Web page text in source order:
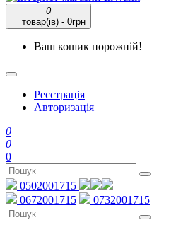
0
товар(ів) - 0грн
Ваш кошик порожній!
Реєстрація
Авторизація
0
0
0
0502001715
0672001715
0732001715